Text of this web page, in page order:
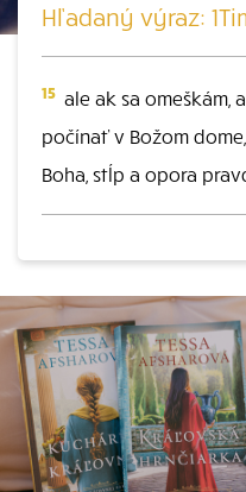
Hľadaný výraz:
15 ale ak sa omeškám,
počínať v Božom
Boha, stĺp a opora